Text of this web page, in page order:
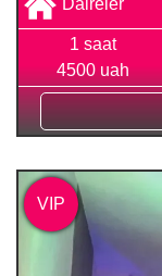
1 saat
4500 uah
VIP